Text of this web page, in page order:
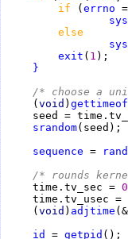
if ( errno
else
exit ( 1
}
/* choose a
     (
void )
srandom
sequence =
/* rounds
     time.tv_sec =
0
time.tv_usec =
     (
void ) adjtime
id = getpid